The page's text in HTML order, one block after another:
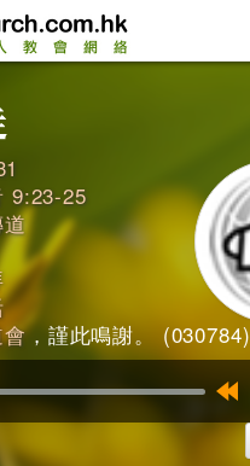
9:23-25
，謹此鳴謝。 (030784)